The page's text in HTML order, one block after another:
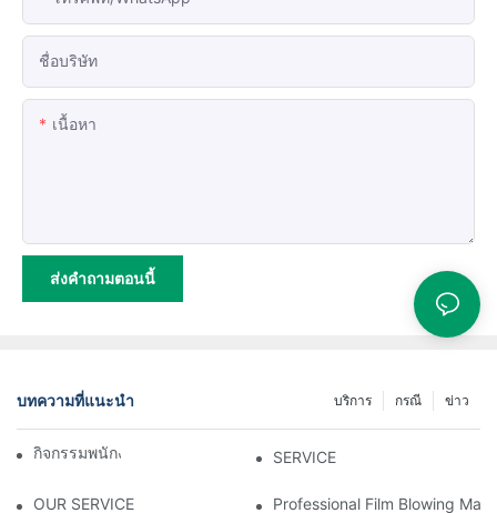
ชื่อบริษัท
เนื้อหา
ส่งคำถามตอนนี้
บทความที่แนะนำ ข่าว
กรณี
บริการ
กิจกรรมพนักงาน SERVICE
OUR SERVICE Professional Film Blowing